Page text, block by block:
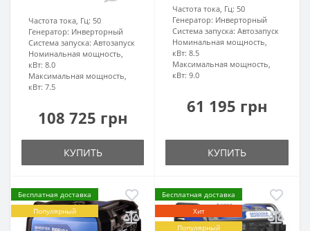
Частота тока, Гц: 50
Генератор: Инверторный
Система запуска: Автозапуск
Номинальная мощность,
кВт: 8.0
Максимальная мощность,
кВт: 7.5
108 725 грн
КУПИТЬ
Частота тока, Гц: 50
Генератор: Инверторный
Система запуска: Автозапуск
Номинальная мощность,
кВт: 8.5
Максимальная мощность,
кВт: 9.0
61 195 грн
КУПИТЬ
Бесплатная доставка
Популярный
Бесплатная доставка
Хит
Популярный